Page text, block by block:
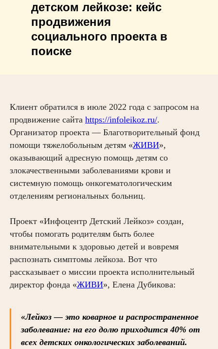
детском лейкозе: кейс
продвижения
социального проекта в
поиске
Клиент обратился в июле 2022 года с запросом на
продвижение сайта https://infoleikoz.ru/.
Организатор проекта — Благотворительный фонд
помощи тяжелобольным детям «ЖИВИ»,
оказывающий адресную помощь детям со
злокачественными заболеваниями крови и
системную помощь онкогематологическим
отделениям региональных больниц.
Проект «Инфоцентр Детский Лейкоз» создан,
чтобы помогать родителям быть более
внимательными к здоровью детей и вовремя
распознать симптомы лейкоза. Вот что
рассказывает о миссии проекта исполнительный
директор фонда «ЖИВИ», Елена Дубикова:
«Лейкоз — это коварное и распространенное
заболевание: на его долю приходится 40% от
всех детских онкологических заболеваний.